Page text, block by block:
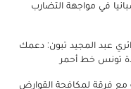
في مواجهة التضارب
عبد المجيد تبون: دعمك
تونس خط أحمر
فرقة لمكافحة القوارض